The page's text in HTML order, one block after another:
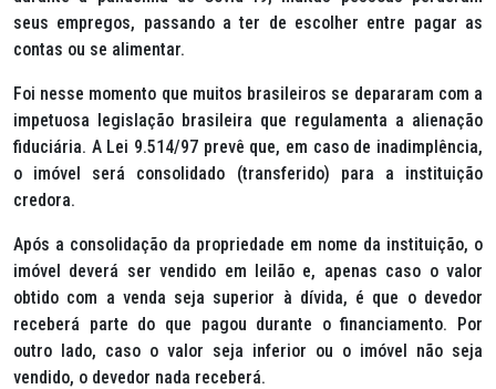
seus empregos, passando a ter de escolher entre pagar as
contas ou se alimentar.
Foi nesse momento que muitos brasileiros se depararam com a
impetuosa legislação brasileira que regulamenta a alienação
fiduciária. A Lei 9.514/97 prevê que, em caso de inadimplência,
o imóvel será consolidado (transferido) para a instituição
credora.
Após a consolidação da propriedade em nome da instituição, o
imóvel deverá ser vendido em leilão e, apenas caso o valor
obtido com a venda seja superior à dívida, é que o devedor
receberá parte do que pagou durante o financiamento. Por
outro lado, caso o valor seja inferior ou o imóvel não seja
vendido, o devedor nada receberá.